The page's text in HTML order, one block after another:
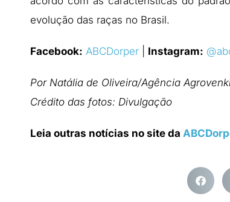
evolução das raças no Brasil.
Facebook: ABCDorper Instagram:
Por Natália de Oliveira/Agência
Crédito das fotos: Divulgação
Leia outras notícias no site da